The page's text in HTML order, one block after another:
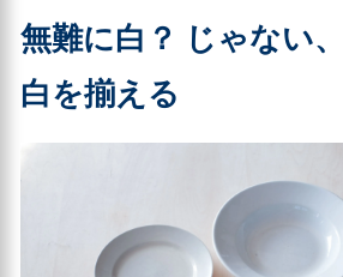
無難に白？ じゃない
白を揃える